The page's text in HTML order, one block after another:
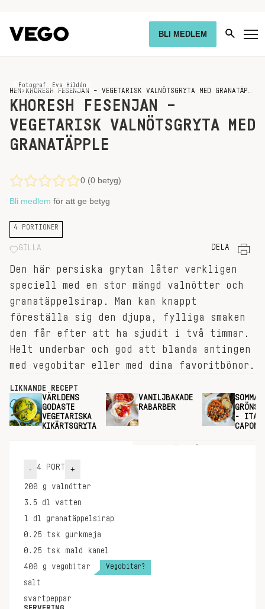
BLI MEDLEM
HEM ›
Fotograf: Eva Hildén
KHORESH FESENJAN –
VEGETARISK VALNÖTSGRYTA MED
GRANATÄPPLE
0 (0 betyg)
Bli medlem för att ge betyg
4 PORTIONER
GILLA DELA
Den här persiska grytan låter verkligen
speciell med en stor mängd valnötter och
granatäppelsirap. Man kan knappt
föreställa sig den djupa, fylliga smaken
den får efter att ha sjudit i två timmar.
Helt underbar och god att blanda antingen
med vegobitar eller med dina favoritbönor.
LIKNANDE RECEPT
VÄRLDENS
GODASTE
VEGETARISKA
KIKÄRTSGRYTA
VANILJBAKADE
RABARBER
-
- 4 PORT +
200 g
valnötter
3.5 dl
vatten
1 dl
granatäppelsirap
0.25 tsk
gurkmeja
0.25 tsk
mald kanel
400 g vegobitar Vegobitar?
salt
svartpeppar